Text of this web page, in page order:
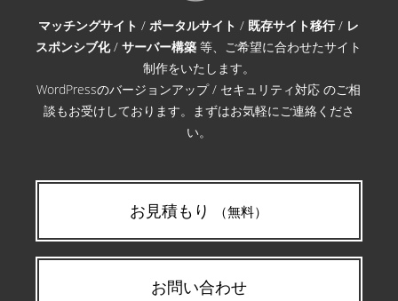
マッチングサイト /ポータルサイト / 既存サイト移行/ レ
スポンシブ化/サーバー構築 等、ご希望に合わせたサイト
制作をいたします。
WordPressのバージョンアップ / セキュリティ対応 のご相
談もお受けしております。まずはお気軽にご連絡くださ
い。
お見積もり （無料）
お問い合わせ